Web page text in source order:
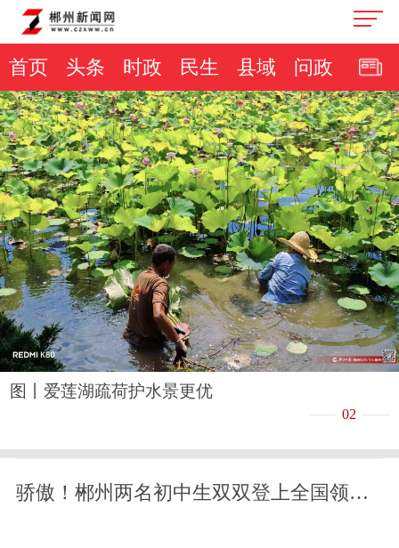
首页 头条 时政 民生 县域 问政
图丨爱莲湖疏荷护水景更优
02
骄傲！郴州两名初中生双双登上全国领奖